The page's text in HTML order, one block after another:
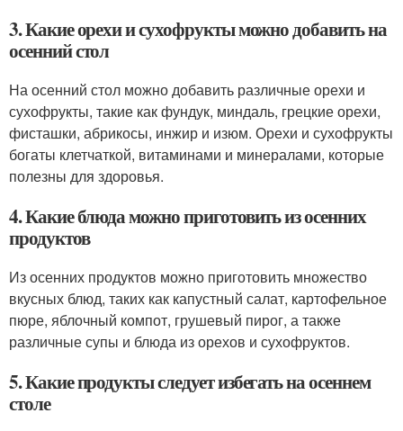
3. Какие орехи и сухофрукты можно добавить на
осенний стол
На осенний стол можно добавить различные орехи и
сухофрукты, такие как фундук, миндаль, грецкие орехи,
фисташки, абрикосы, инжир и изюм. Орехи и сухофрукты
богаты клетчаткой, витаминами и минералами, которые
полезны для здоровья.
4. Какие блюда можно приготовить из осенних
продуктов
Из осенних продуктов можно приготовить множество
вкусных блюд, таких как капустный салат, картофельное
пюре, яблочный компот, грушевый пирог, а также
различные супы и блюда из орехов и сухофруктов.
5. Какие продукты следует избегать на осеннем
столе